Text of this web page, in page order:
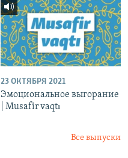
23 ОКТЯБРЯ 2021
Эмоциональное выгорание
| Musafir vaqtı
Все выпуски